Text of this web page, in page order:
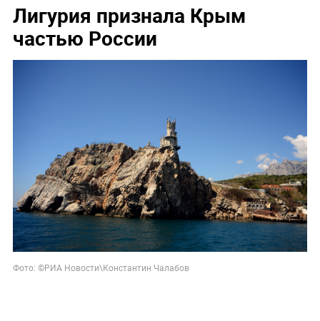
Лигурия признала Крым
частью России
Фото: ©РИА Новости\Константин Чалабов